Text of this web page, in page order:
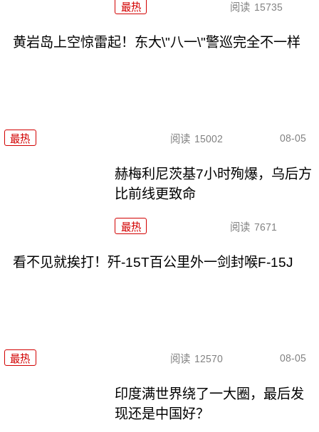
最热 阅读 15735
黄岩岛上空惊雷起！东大\"八一\"警巡完全不一样
最热 阅读 15002 08-05
赫梅利尼茨基7小时殉爆，乌后方
比前线更致命
最热 阅读 7671
看不见就挨打！歼-15T百公里外一剑封喉F-15J
最热 阅读 12570 08-05
印度满世界绕了一大圈，最后发
现还是中国好？